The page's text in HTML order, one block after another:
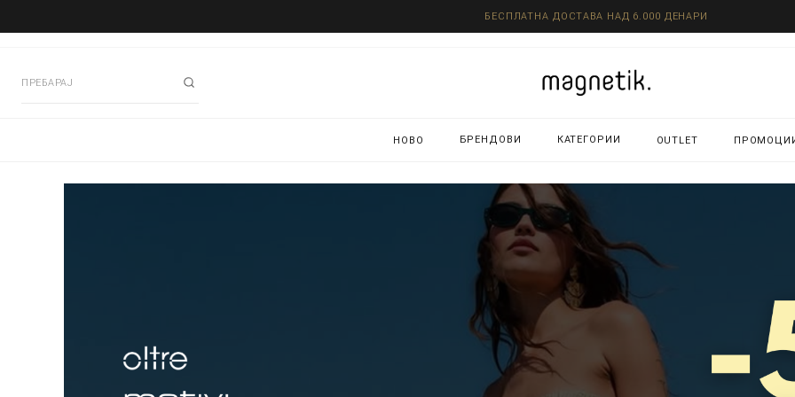
БЕСПЛАТНА ДОСТАВА НАД 6.000 ДЕНАРИ
НОВО БРЕНДОВИ КАТЕГОРИИ OUTLET